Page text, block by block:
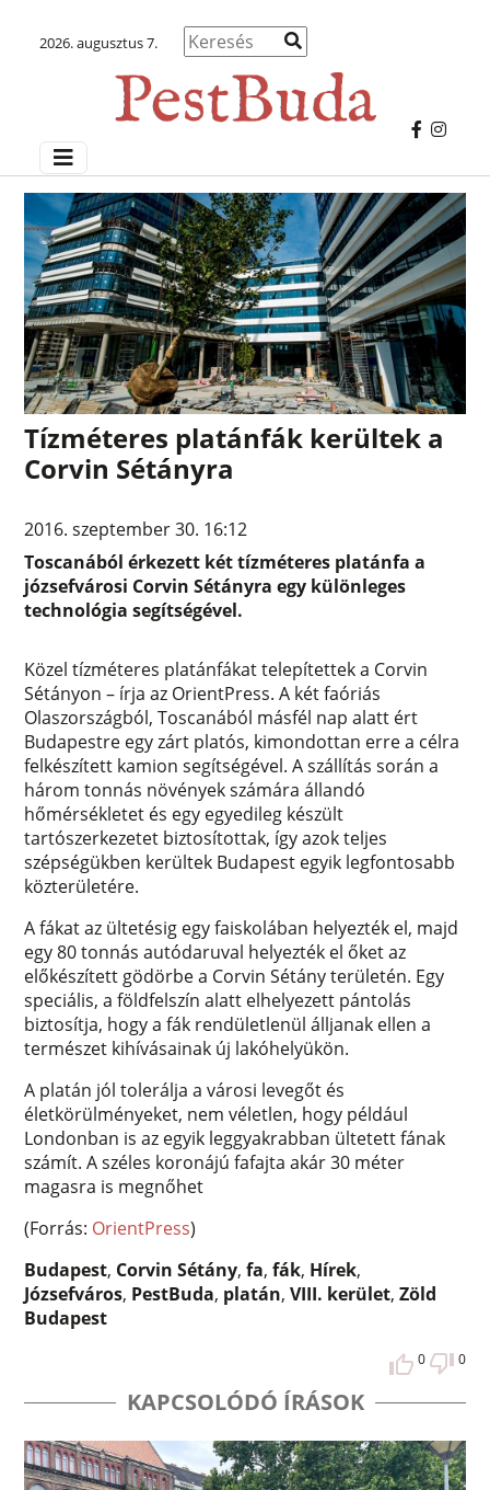
2026. augusztus 7.
Tízméteres platánfák kerültek a
Corvin Sétányra
2016. szeptember 30. 16:12
Toscanából érkezett két tízméteres platánfa a
józsefvárosi Corvin Sétányra egy különleges
technológia segítségével.
Közel tízméteres platánfákat telepítettek a Corvin
Sétányon – írja az OrientPress. A két faóriás
Olaszországból, Toscanából másfél nap alatt ért
Budapestre egy zárt platós, kimondottan erre a célra
felkészített kamion segítségével. A szállítás során a
három tonnás növények számára állandó
hőmérsékletet és egy egyedileg készült
tartószerkezetet biztosítottak, így azok teljes
szépségükben kerültek Budapest egyik legfontosabb
közterületére.
A fákat az ültetésig egy faiskolában helyezték el, majd
egy 80 tonnás autódaruval helyezték el őket az
előkészített gödörbe a Corvin Sétány területén. Egy
speciális, a földfelszín alatt elhelyezett pántolás
biztosítja, hogy a fák rendületlenül álljanak ellen a
természet kihívásainak új lakóhelyükön.
A platán jól tolerálja a városi levegőt és
életkörülményeket, nem véletlen, hogy például
Londonban is az egyik leggyakrabban ültetett fának
számít. A széles koronájú fafajta akár 30 méter
magasra is megnőhet
(Forrás: OrientPress)
Budapest, Corvin Sétány,fa,fák, Hírek,
Józsefváros, PestBuda, platán,VIII. kerület,Zöld
Budapest
0 0
KAPCSOLÓDÓ ÍRÁSOK